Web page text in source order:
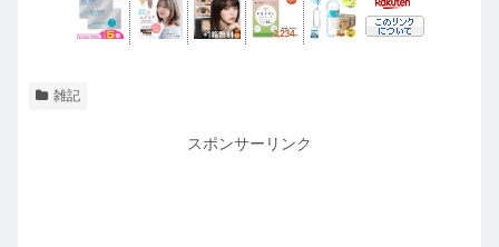
雑記
スポンサーリンク